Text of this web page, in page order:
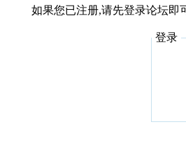
如果您已注册,请先登录论坛即
登录